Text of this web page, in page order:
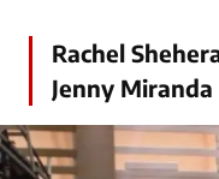
Rachel
Jenny Miranda